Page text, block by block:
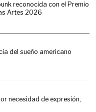
reconocida con el Premio
Artes 2026
del sueño americano
necesidad de expresión,